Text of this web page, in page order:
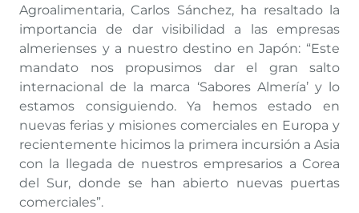
Agroalimentaria, Carlos Sánchez, ha resaltado la
importancia de dar visibilidad a las empresas
almerienses y a nuestro destino en Japón: “Este
mandato nos propusimos dar el gran salto
internacional de la marca ‘Sabores Almería’ y lo
estamos consiguiendo. Ya hemos estado en
nuevas ferias y misiones comerciales en Europa y
recientemente hicimos la primera incursión a Asia
con la llegada de nuestros empresarios a Corea
del Sur, donde se han abierto nuevas puertas
comerciales”.